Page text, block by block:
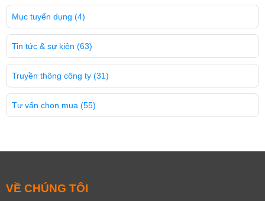
Mục tuyển dụng (4)
Tin tức & sự kiện (63)
Truyền thông công ty (31)
Tư vấn chọn mua (55)
VỀ CHÚNG TÔI